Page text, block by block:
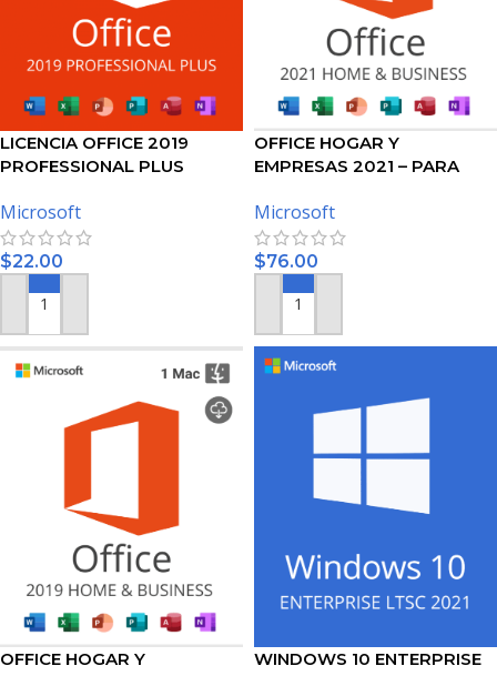
LICENCIA OFFICE 2019
PROFESSIONAL PLUS
Microsoft
$22.00
AÑADIR AL CARRITO
OFFICE HOGAR Y
EMPRESAS 2021 – PARA
Microsoft
$76.00
AÑADIR AL CARRITO
OFFICE HOGAR Y
WINDOWS 10 ENTERPRISE